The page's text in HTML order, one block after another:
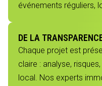
événements réguliers,
DE LA
Chaque projet est
claire : analyse,
local. Nos experts